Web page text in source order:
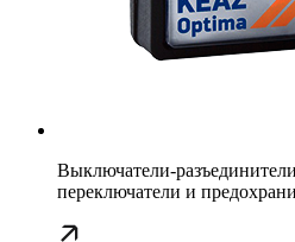
Выключатели-
переключатели и